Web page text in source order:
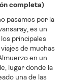
completa)
pasamos por la
es un
principales
de muchas
en un
lugar donde la
una de las